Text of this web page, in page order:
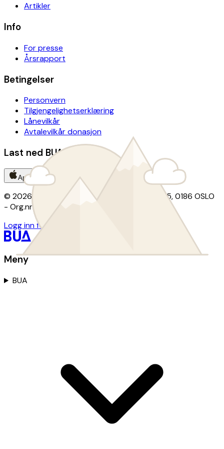
Artikler
Info
For presse
Årsrapport
Betingelser
Personvern
Tilgjengelighetserklæring
Lånevilkår
Avtalevilkår donasjon
Last ned BUA-appen
App Store Google Play
© 2026 BUA · Kontor: Christian Krohgs gate 15, 0186 OSLO
- Org.nr: 924 290 218
Logg inn for utlånsordninger
Meny
BUA